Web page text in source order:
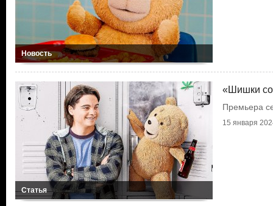
Новость
Статья
«Шишки
Премьера
15 января